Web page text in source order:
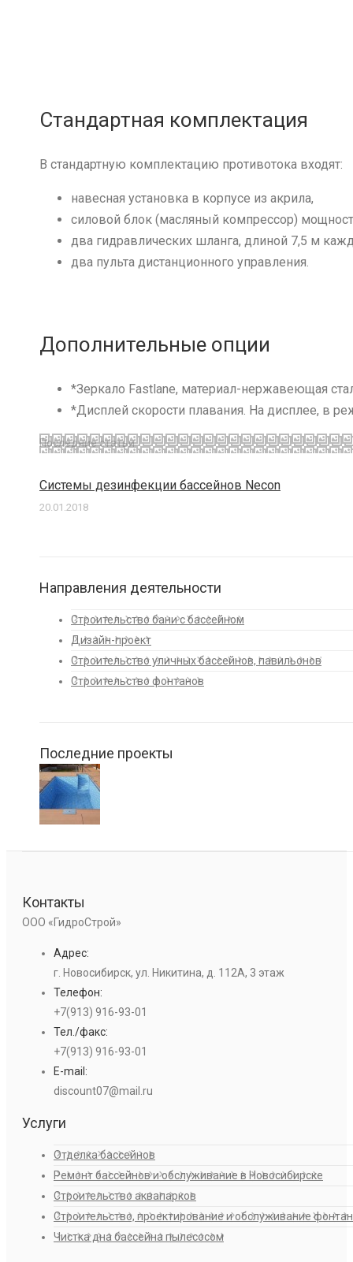
Стандартная комплектация
В стандартную комплектацию противотока входят:
навесная установка в корпусе из акрила,
силовой блок (масляный компрессор)
два гидравлических шланга, длиной 7,5 м
два пульта дистанционного управления.
Дополнительные опции
*Зеркало Fastlane, материал-нержавеющая
*Дисплей скорости плавания. На дисплее, в
Последние статьи
Системы дезинфекции бассейнов Necon
20.01.2018
Направления деятельности
Строительство бани с бассейном
Дизайн-проект
Строительство уличных бассейнов, павильонов
Строительство фонтанов
Последние проекты
Контакты
ООО «ГидроСтрой»
Адрес:
г. Новосибирск, ул. Никитина, д. 112А, 3 этаж
Телефон:
+7(913) 916-93-01
Тел./факс:
+7(913) 916-93-01
E-mail:
discount07@mail.ru
Услуги
Отделка бассейнов
Ремонт бассейнов и обслуживание в Новосибирске
Строительство аквапарков
Строительство, проектирование и обслуживание
Чистка дна бассейна пылесосом